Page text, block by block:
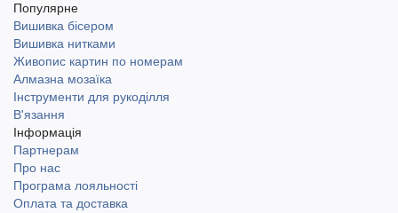
Популярне
Вишивка бісером
Вишивка нитками
Живопис картин по номерам
Алмазна мозаїка
Інструменти для рукоділля
В'язання
Інформація
Партнерам
Про нас
Програма лояльності
Оплата та доставка